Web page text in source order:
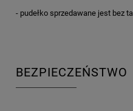
- pudełko sprzedawane jest bez
BEZPIECZEŃSTWO